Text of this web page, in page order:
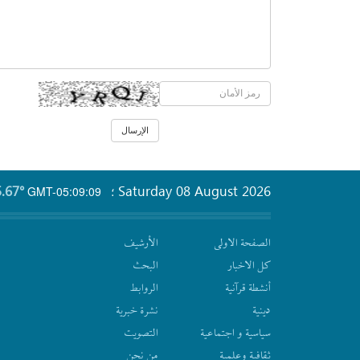
GMT-05:09:09 Saturday 08 August 2026 ؛
الصفحة الاولى
كل الاخبار
أنشطة قرآنیة
دينية
سیاسیة و اجتماعیة
الأرشیف
البحث
الروابط
نشرة‌ خبریة
التصويت